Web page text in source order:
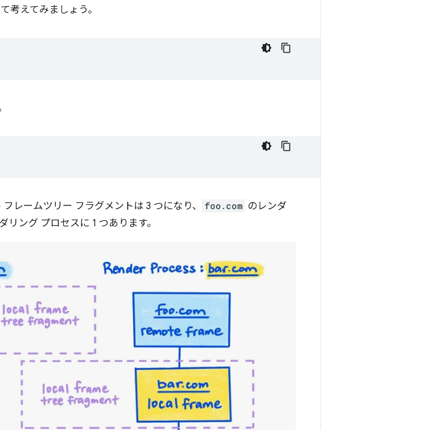
考えてみましょう。
レームツリー フラグメントは 3 つになり、 foo.com のレンダ
リング プロセスに 1 つあります。